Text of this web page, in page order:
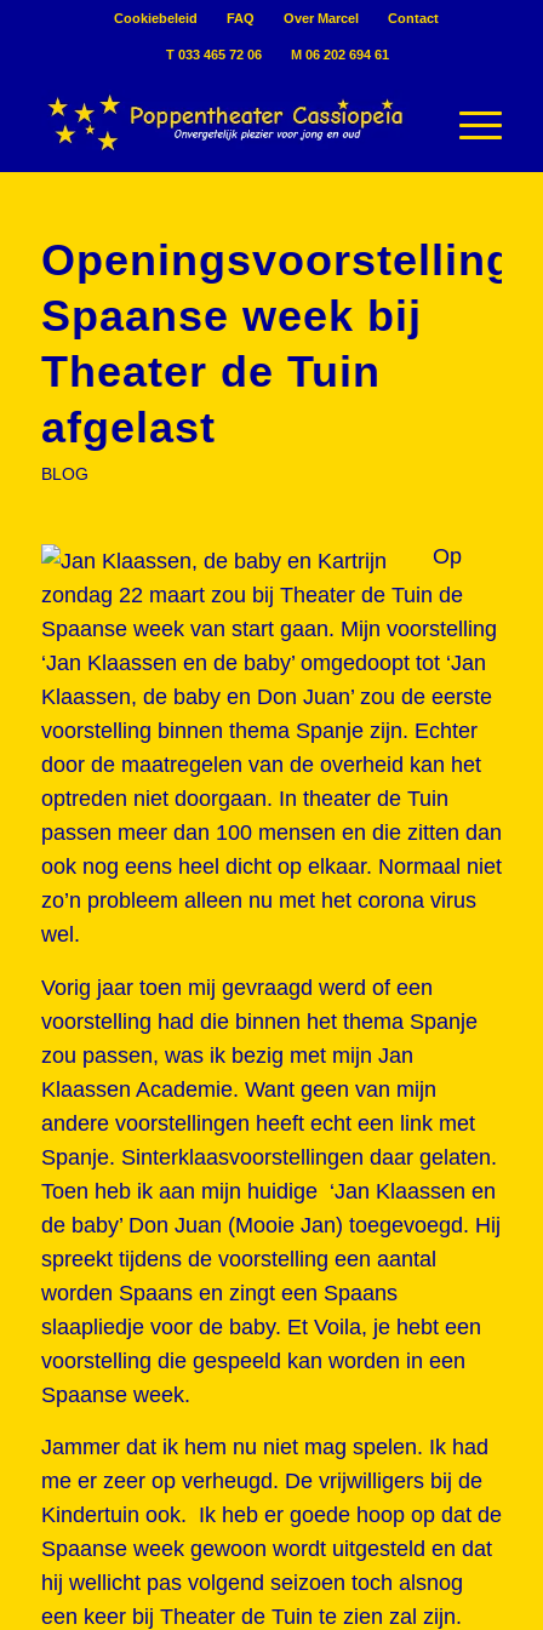
Cookiebeleid FAQ Over Marcel Contact
T 033 465 72 06 M 06 202 694 61
Openingsvoorstelling
Spaanse week bij
Theater de Tuin
afgelast
BLOG
Op
zondag 22 maart zou bij Theater de Tuin de
Spaanse week van start gaan. Mijn voorstelling
‘Jan Klaassen en de baby’ omgedoopt tot ‘Jan
Klaassen, de baby en Don Juan’ zou de eerste
voorstelling binnen thema Spanje zijn. Echter
door de maatregelen van de overheid kan het
optreden niet doorgaan. In theater de Tuin
passen meer dan 100 mensen en die zitten dan
ook nog eens heel dicht op elkaar. Normaal niet
zo’n probleem alleen nu met het corona virus
wel.
Vorig jaar toen mij gevraagd werd of een
voorstelling had die binnen het thema Spanje
zou passen, was ik bezig met mijn Jan
Klaassen Academie. Want geen van mijn
andere voorstellingen heeft echt een link met
Spanje. Sinterklaasvoorstellingen daar gelaten.
Toen heb ik aan mijn huidige ‘Jan Klaassen en
de baby’ Don Juan (Mooie Jan) toegevoegd. Hij
spreekt tijdens de voorstelling een aantal
worden Spaans en zingt een Spaans
slaapliedje voor de baby. Et Voila, je hebt een
voorstelling die gespeeld kan worden in een
Spaanse week.
Jammer dat ik hem nu niet mag spelen. Ik had
me er zeer op verheugd. De vrijwilligers bij de
Kindertuin ook. Ik heb er goede hoop op dat de
Spaanse week gewoon wordt uitgesteld en dat
hij wellicht pas volgend seizoen toch alsnog
een keer bij Theater de Tuin te zien zal zijn.